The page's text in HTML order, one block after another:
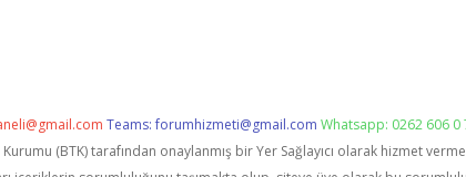
Teams:forumhizmeti@gmail.com Whatsapp: 0262 606 0
(BTK) tarafından onaylanmış bir Yer Sağlayıcı olarak hizmet